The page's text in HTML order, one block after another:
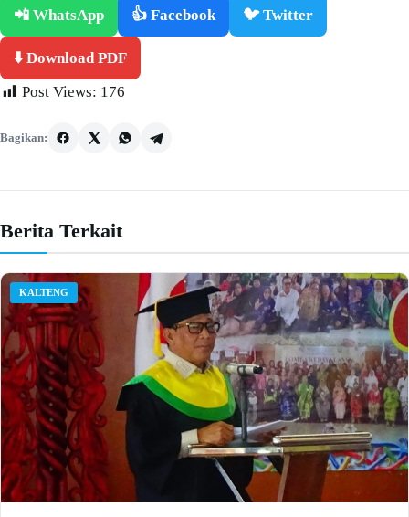
📲 WhatsApp 👍 Facebook 🐦 Twitter
⬇️ Download PDF
Post Views: 176
Bagikan:
Berita Terkait
KALTENG